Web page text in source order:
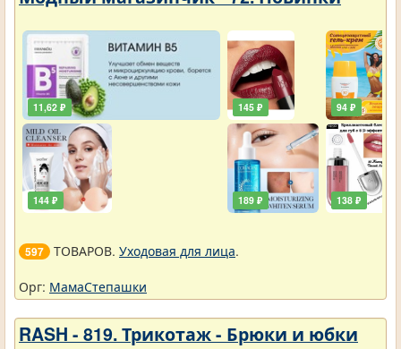
11,62 ₽
144 ₽
145 ₽
189 ₽
94 ₽
138 ₽
597 ТОВАРОВ. Уходовая для лица.
Орг: МамаСтепашки
RASH - 819. Трикотаж - Брюки и юбки